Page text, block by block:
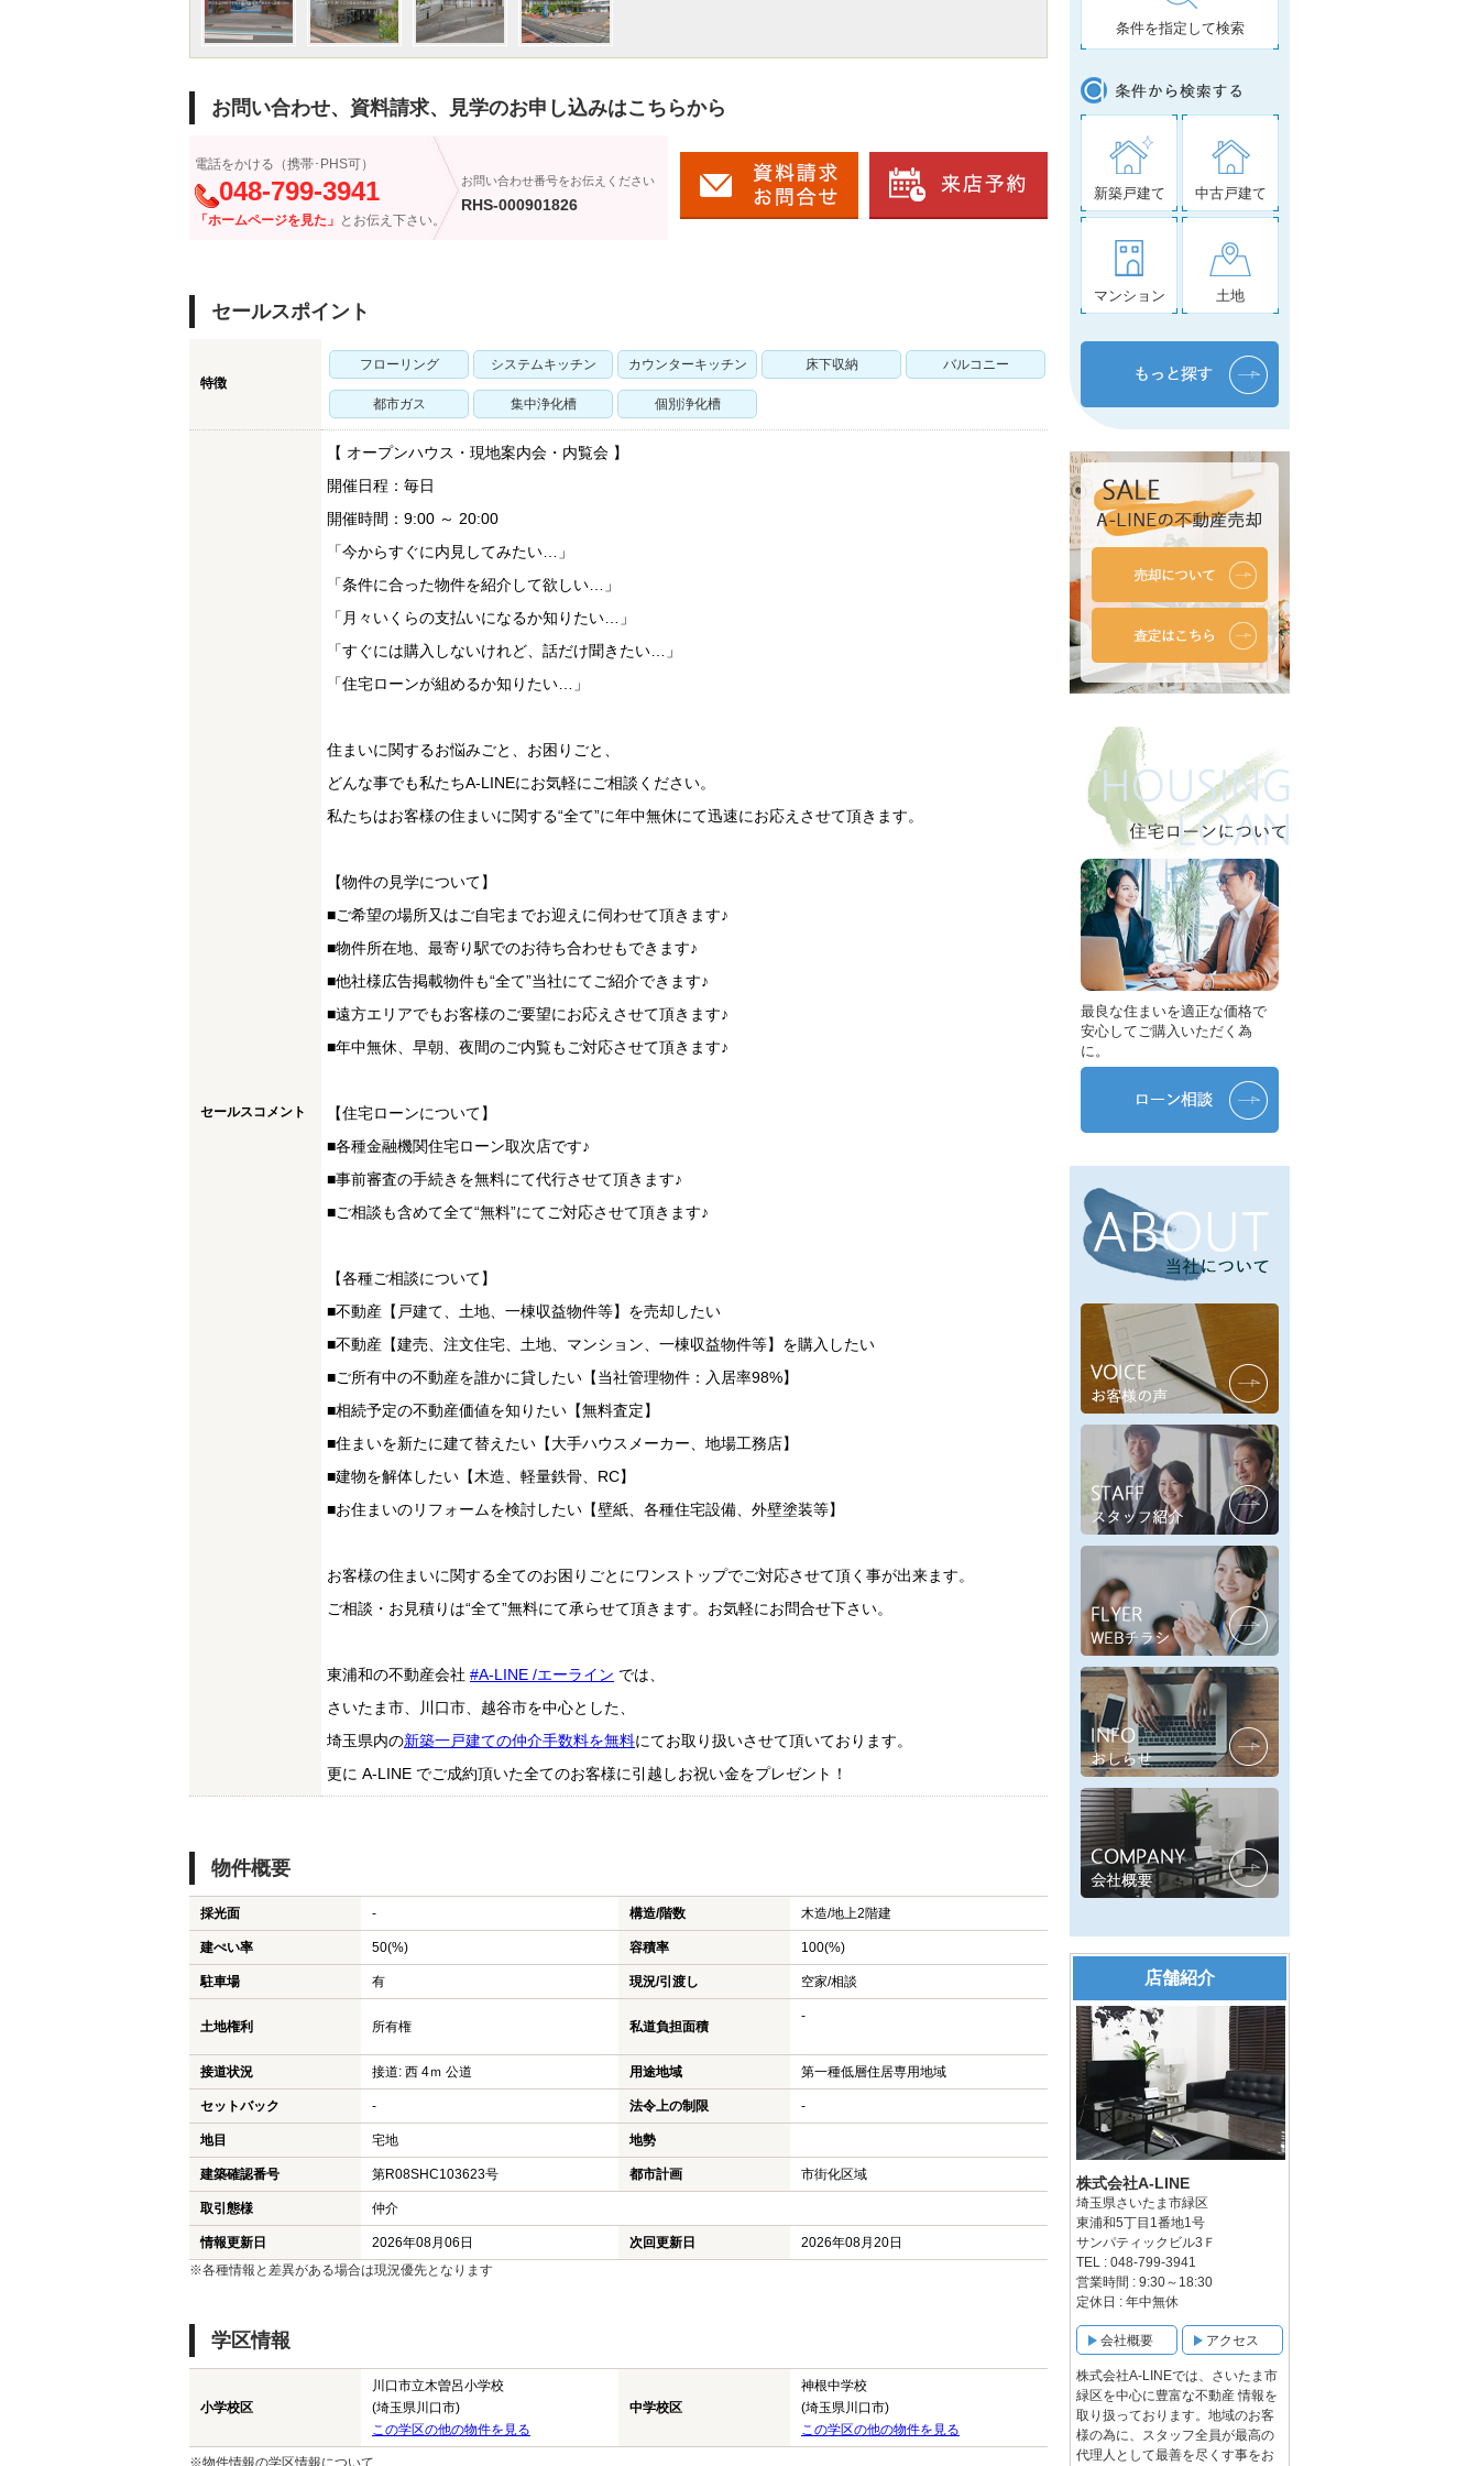
お問い合わせ、資料請求、見学のお申し込みはこちらから
電話をかける（携帯･PHS可）
048-799-3941
「ホームページを見た」 とお伝え下さい。
お問い合わせ番号をお伝えください
RHS-000901826
セールスポイント
特徴
フローリング システムキッチン カウンターキッチン 床下収納 バルコニー
都市ガス 集中浄化槽 個別浄化槽
セールスコメント
【 オープンハウス・現地案内会・内覧会 】
開催日程：毎日
開催時間：9:00 ～ 20:00
「今からすぐに内見してみたい…」
「条件に合った物件を紹介して欲しい…」
「月々いくらの支払いになるか知りたい…」
「すぐには購入しないけれど、話だけ聞きたい…」
「住宅ローンが組めるか知りたい…」
住まいに関するお悩みごと、お困りごと、
どんな事でも私たちA-LINEにお気軽にご相談ください。
私たちはお客様の住まいに関する“全て”に年中無休にて迅速にお応えさせて頂きます。
【物件の見学について】
■ご希望の場所又はご自宅までお迎えに伺わせて頂きます♪
■物件所在地、最寄り駅でのお待ち合わせもできます♪
■他社様広告掲載物件も“全て”当社にてご紹介できます♪
■遠方エリアでもお客様のご要望にお応えさせて頂きます♪
■年中無休、早朝、夜間のご内覧もご対応させて頂きます♪
【住宅ローンについて】
■各種金融機関住宅ローン取次店です♪
■事前審査の手続きを無料にて代行させて頂きます♪
■ご相談も含めて全て“無料”にてご対応させて頂きます♪
【各種ご相談について】
■不動産【戸建て、土地、一棟収益物件等】を売却したい
■不動産【建売、注文住宅、土地、マンション、一棟収益物件等】を購入したい
■ご所有中の不動産を誰かに貸したい【当社管理物件：入居率98%】
■相続予定の不動産価値を知りたい【無料査定】
■住まいを新たに建て替えたい【大手ハウスメーカー、地場工務店】
■建物を解体したい【木造、軽量鉄骨、RC】
■お住まいのリフォームを検討したい【壁紙、各種住宅設備、外壁塗装等】
お客様の住まいに関する全てのお困りごとにワンストップでご対応させて頂く事が出来ます。
ご相談・お見積りは“全て”無料にて承らせて頂きます。お気軽にお問合せ下さい。
東浦和の不動産会社 #A-LINE /エーライン では、
さいたま市、川口市、越谷市を中心とした、
埼玉県内の新築一戸建ての仲介手数料を無料にてお取り扱いさせて頂いております。
更に A-LINE でご成約頂いた全てのお客様に引越しお祝い金をプレゼント！
物件概要
採光面 - 構造/階数 木造/地上2階建
建ぺい率 50(%) 容積率 100(%)
駐車場 有 現況/引渡し 空家/相談
土地権利 所有権 私道負担面積
-
接道状況 接道: 西 4ｍ 公道 用途地域 第一種低層住居専用地域
セットバック - 法令上の制限 -
地目 宅地 地勢
建築確認番号 第R08SHC103623号 都市計画 市街化区域
取引態様 仲介
情報更新日 2026年08月06日 次回更新日
2026年08月20日
※各種情報と差異がある場合は現況優先となります
学区情報
小学校区
川口市立木曽呂小学校
(埼玉県川口市)
この学区の他の物件を見る
中学校区
神根中学校
(埼玉県川口市)
この学区の他の物件を見る
※物件情報の学区情報について
条件を指定して検索
新築戸建て 中古戸建て
マンション 土地
最良な住まいを適正な価格で
安心してご購入いただく為
に。
店舗紹介
株式会社A-LINE
埼玉県さいたま市緑区
東浦和5丁目1番地1号
サンパティックビル3Ｆ
TEL : 048-799-3941
営業時間 : 9:30～18:30
定休日 : 年中無休
会社概要 アクセス
株式会社A-LINEでは、さいたま市
緑区を中心に豊富な不動産 情報を
取り扱っております。地域のお客
様の為に、スタッフ全員が最高の
代理人として最善を尽くす事をお